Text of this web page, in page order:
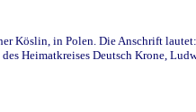
Köslin, in Polen. Die Anschrift
Heimatkreises Deutsch Krone,